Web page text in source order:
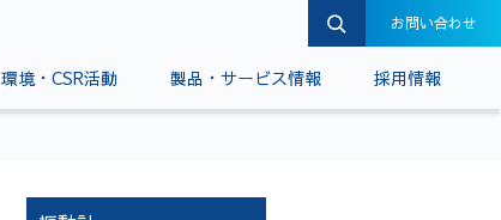
環境・CSR活動 製品・サービス情報 採用情報
お問い合わせ